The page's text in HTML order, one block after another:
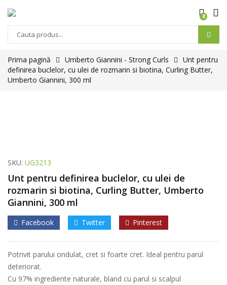
0
Prima pagină Umberto Giannini - Strong Curls
Unt pentru
definirea buclelor, cu ulei de rozmarin si biotina, Curling Butter,
Umberto Giannini, 300 ml
SKU: UG3213
Unt pentru definirea buclelor, cu ulei de
rozmarin si biotina, Curling Butter, Umberto
Giannini, 300 ml
Facebook Twitter Pinterest
Potrivit parului ondulat, cret si foarte cret. Ideal pentru parul
deteriorat.
Cu 97% ingrediente naturale, bland cu parul si scalpul